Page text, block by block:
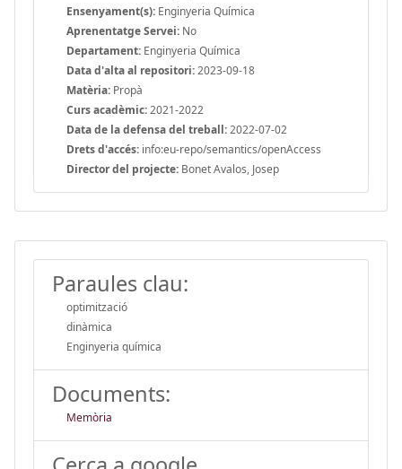
Ensenyament(s): Enginyeria Química
Aprenentatge Servei: No
Departament: Enginyeria Química
Data d'alta al repositori:2023-09-18
Matèria: Propà
Curs acadèmic:2021-2022
Data de la defensa del treball:2022-07-02
Drets d'accés: info:eu-repo/semantics/openAccess
Director del projecte: Bonet Avalos, Josep
Paraules clau:
optimització
dinàmica
Enginyeria química
Documents:
Memòria